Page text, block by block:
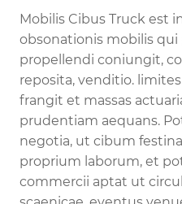
Mobilis Cibus Truck est
obsonationis mobilis
propellendi coniungit,
reposita, venditio.
frangit et massas
prudentiam aequans.
negotia, ut cibum
proprium laborum, et
commercii aptat ut